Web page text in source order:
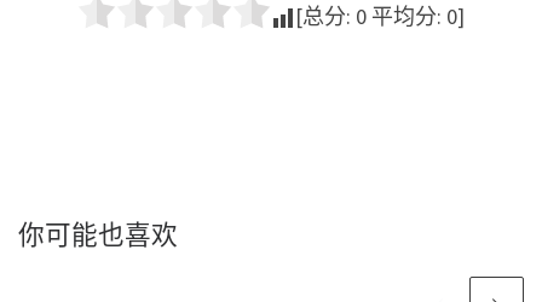
[总分: 0 平均分: 0]
你可能也喜欢